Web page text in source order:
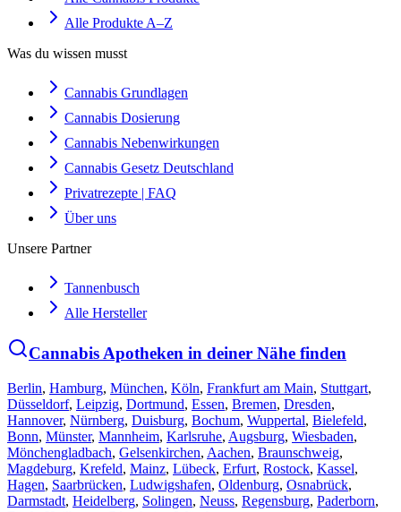
Alle Produkte A–Z
Was du wissen musst
Cannabis Grundlagen
Cannabis Dosierung
Cannabis Nebenwirkungen
Cannabis Gesetz Deutschland
Privatrezepte | FAQ
Über uns
Unsere Partner
Tannenbusch
Alle Hersteller
Cannabis Apotheken in deiner Nähe finden
Berlin, Hamburg, München, Köln, Frankfurt am Main, Stuttgart,
Düsseldorf, Leipzig, Dortmund, Essen, Bremen, Dresden,
Hannover, Nürnberg, Duisburg, Bochum, Wuppertal, Bielefeld,
Bonn, Münster, Mannheim, Karlsruhe, Augsburg, Wiesbaden,
Mönchengladbach, Gelsenkirchen, Aachen, Braunschweig,
Magdeburg, Krefeld, Mainz, Lübeck, Erfurt, Rostock, Kassel,
Hagen, Saarbrücken, Ludwigshafen, Oldenburg, Osnabrück,
Darmstadt, Heidelberg, Solingen, Neuss, Regensburg, Paderborn,